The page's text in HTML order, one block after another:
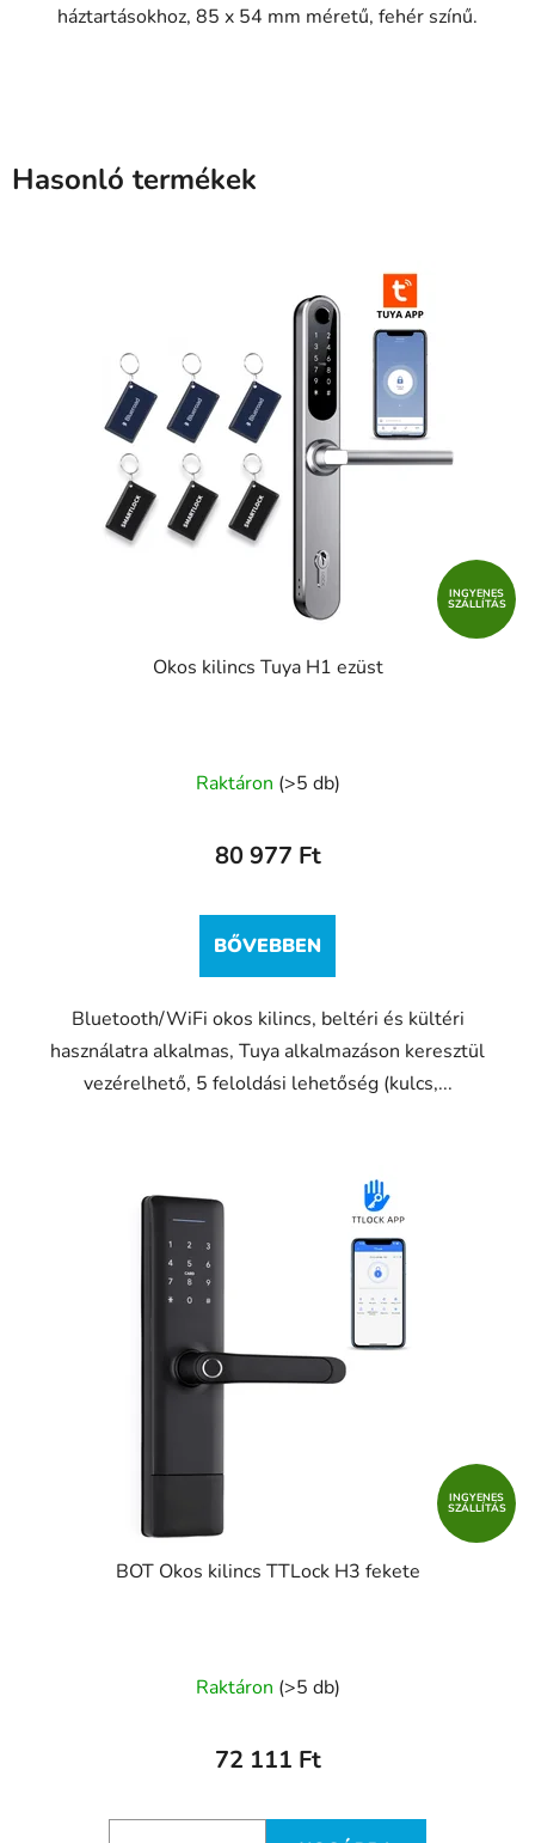
háztartásokhoz, 85 x 54 mm méretű, fehér színű.
Hasonló termékek
INGYENES
SZÁLLÍTÁS
Okos kilincs Tuya H1 ezüst
Raktáron (>5 db)
80 977 Ft
BŐVEBBEN
Bluetooth/WiFi okos kilincs, beltéri és kültéri
használatra alkalmas, Tuya alkalmazáson keresztül
vezérelhető, 5 feloldási lehetőség (kulcs,...
INGYENES
SZÁLLÍTÁS
BOT Okos kilincs TTLock H3 fekete
Raktáron (>5 db)
72 111 Ft